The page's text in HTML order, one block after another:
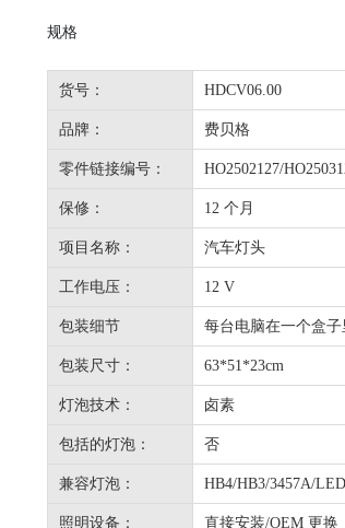
规格
货号： HDCV06.00
品牌： 费贝格
零件链接编号： HO2502127/
保修： 12 个月
项目名称： 汽车灯头
工作电压： 12 V
包装细节 每台电脑在一个盒子
包装尺寸： 63*51*23cm
灯泡技术： 卤素
包括的灯泡： 否
兼容灯泡： HB4/HB3/3457A/LED
照明设备： 直接安装/OEM 更换